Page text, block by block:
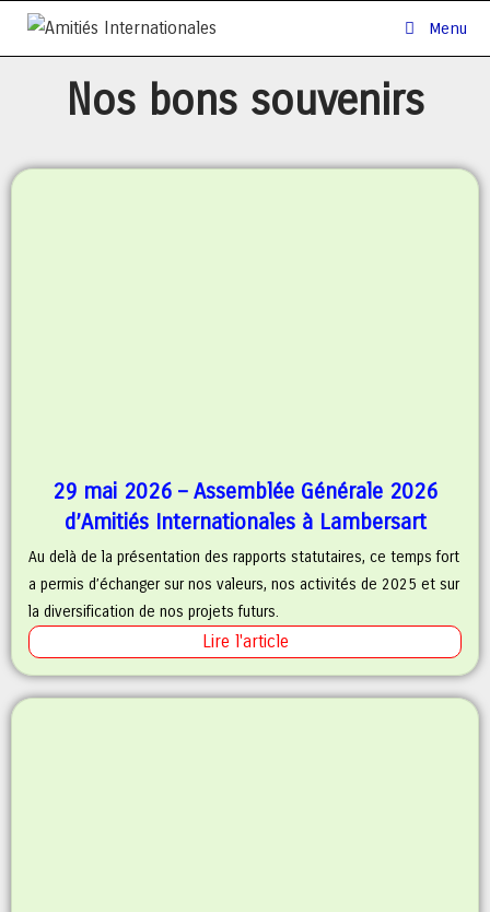
Menu
Nos bons souvenirs
29 mai 2026 – Assemblée Générale 2026
d’Amitiés Internationales à Lambersart
Au delà de la présentation des rapports statutaires, ce temps fort
a permis d’échanger sur nos valeurs, nos activités de 2025 et sur
la diversification de nos projets futurs.
Lire l'article